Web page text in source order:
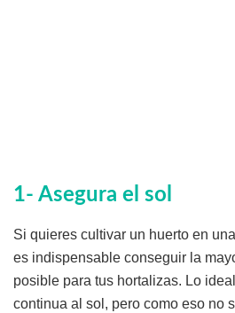
1- Asegura el sol
Si quieres cultivar un huerto en
es indispensable conseguir la
posible para tus hortalizas. Lo
continua al sol, pero como eso no